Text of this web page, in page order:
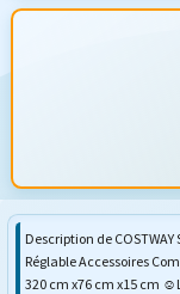
Description de
Réglable Accessoires
320 cm x76 cm x15 cm